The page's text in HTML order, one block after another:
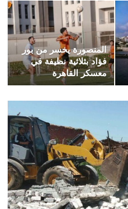
المنصورة يخسر من بور
فؤاد بثلاثية نظيفة في
معسكر القاهرة